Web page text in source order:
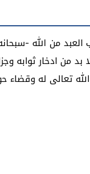
العبد من الله -
بد من ادخار ثوابه
تعالى له وقضاء